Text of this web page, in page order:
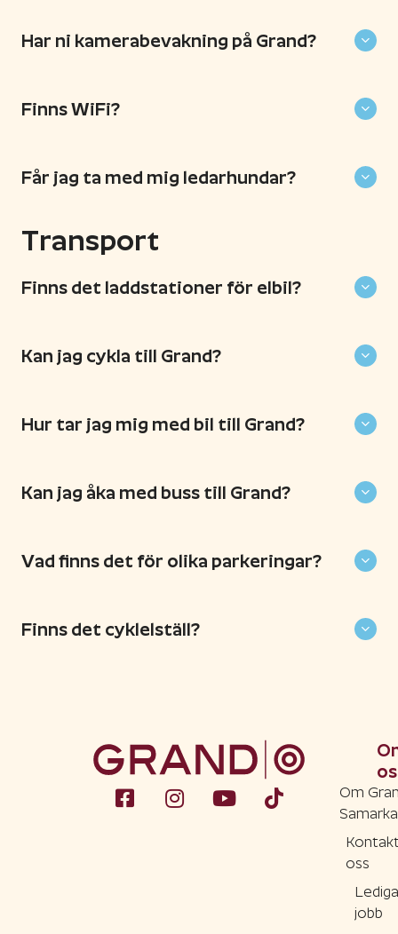
Har ni kamerabevakning på Grand?
Finns WiFi?
Får jag ta med mig ledarhundar?
Transport
Finns det laddstationer för elbil?
Kan jag cykla till Grand?
Hur tar jag mig med bil till Grand?
Kan jag åka med buss till Grand?
Vad finns det för olika parkeringar?
Finns det cyklelställ?
Om
oss
Lediga
jobb